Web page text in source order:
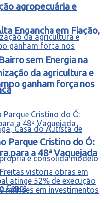
Engancha em Fiação,
sem Energia na
agropecuária e
da agricultura e
ganham força nos
Parque Cristino do Ó:
para a 48ª Vaquejada